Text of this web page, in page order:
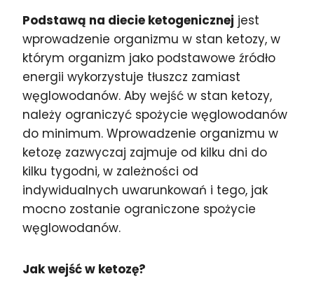
Podstawą na diecie ketogenicznej jest
wprowadzenie organizmu w stan ketozy, w
którym organizm jako podstawowe źródło
energii wykorzystuje tłuszcz zamiast
węglowodanów. Aby wejść w stan ketozy,
należy ograniczyć spożycie węglowodanów
do minimum. Wprowadzenie organizmu w
ketozę zazwyczaj zajmuje od kilku dni do
kilku tygodni, w zależności od
indywidualnych uwarunkowań i tego, jak
mocno zostanie ograniczone spożycie
węglowodanów.
Jak wejść w ketozę?